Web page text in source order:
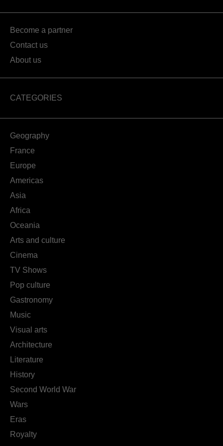
Become a partner
Contact us
About us
CATEGORIES
Geography
France
Europe
Americas
Asia
Africa
Oceania
Arts and culture
Cinema
TV Shows
Pop culture
Gastronomy
Music
Visual arts
Architecture
Literature
History
Second World War
Wars
Eras
Royalty